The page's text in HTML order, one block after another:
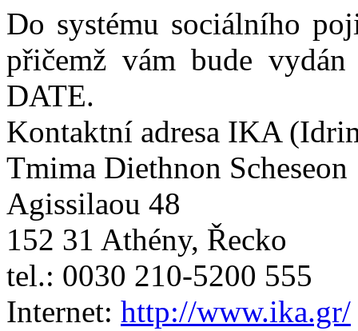
Do systému sociálního
přičemž vám bude
DATE.
Kontaktní adresa IKA
Tmima Diethnon Scheseon
Agissilaou 48
152 31 Athény, Řecko
tel.: 0030 210-5200
Internet: http://www.ika.gr/